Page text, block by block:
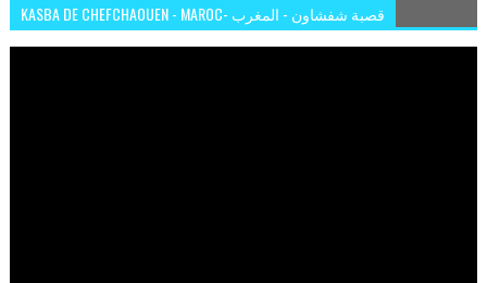
KASBA DE CHEFCHAOUEN - MAROC- قصبة شفشاون - المغرب